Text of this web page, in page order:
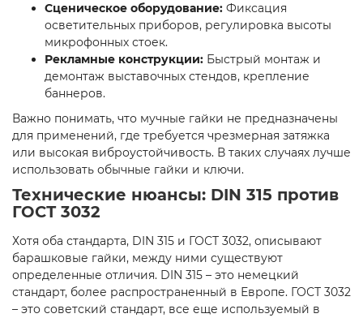
Сценическое оборудование: Фиксация
осветительных приборов, регулировка высоты
микрофонных стоек.
Рекламные конструкции: Быстрый монтаж и
демонтаж выставочных стендов, крепление
баннеров.
Важно понимать, что мучные гайки не предназначены
для применений, где требуется чрезмерная затяжка
или высокая виброустойчивость. В таких случаях лучше
использовать обычные гайки и ключи.
Технические нюансы: DIN 315 против
ГОСТ 3032
Хотя оба стандарта, DIN 315 и ГОСТ 3032, описывают
барашковые гайки, между ними существуют
определенные отличия. DIN 315 – это немецкий
стандарт, более распространенный в Европе. ГОСТ 3032
– это советский стандарт, все еще используемый в